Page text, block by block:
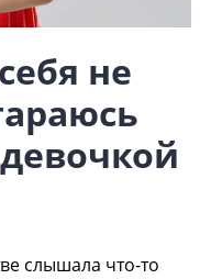
не
слышала что-то